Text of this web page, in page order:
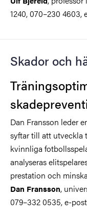
1240, 070–230 4603,
Skador och
Dan Fransson leder
syftar till att utveckla
kvinnliga
analyseras
prestation och
Dan Fransson,
079–332 0535, e-